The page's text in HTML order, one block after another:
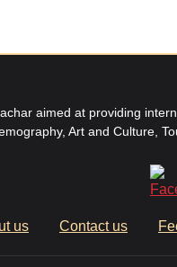
aimed at providing
Art and Culture,
us Contact us